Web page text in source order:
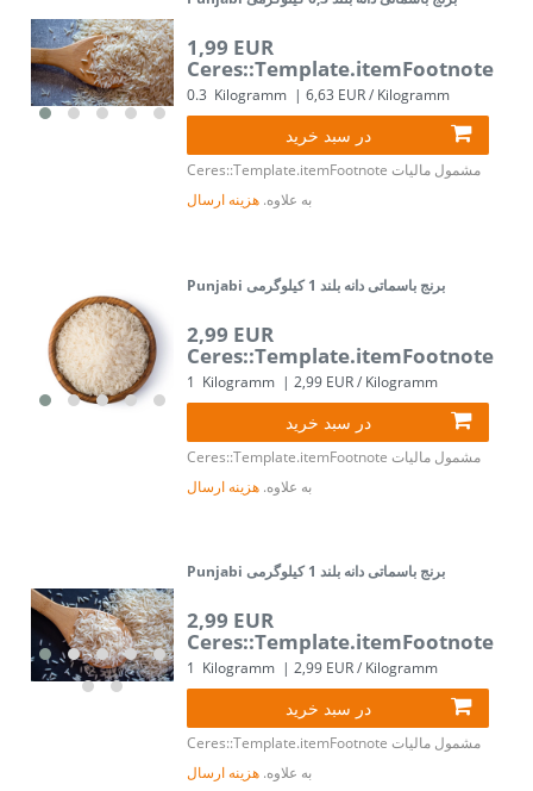
1,99 EUR
Ceres::Template.itemFootnote
0.3 Kilogramm | 6,63 EUR / Kilogramm
در سبد خرید
Ceres::Template.itemFootnote مشمول مالیات
به علاوه. هزینه ارسال
Punjabi برنج باسماتی دانه بلند 1 کیلوگرمی
2,99 EUR
Ceres::Template.itemFootnote
1 Kilogramm | 2,99 EUR / Kilogramm
در سبد خرید
Ceres::Template.itemFootnote مشمول مالیات
به علاوه. هزینه ارسال
Punjabi برنج باسماتی دانه بلند 1 کیلوگرمی
2,99 EUR
Ceres::Template.itemFootnote
1 Kilogramm | 2,99 EUR / Kilogramm
در سبد خرید
Ceres::Template.itemFootnote مشمول مالیات
به علاوه. هزینه ارسال